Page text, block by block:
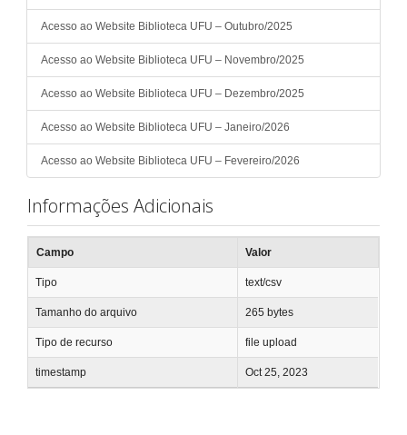
Acesso ao Website Biblioteca UFU – Outubro/2025
Acesso ao Website Biblioteca UFU – Novembro/2025
Acesso ao Website Biblioteca UFU – Dezembro/2025
Acesso ao Website Biblioteca UFU – Janeiro/2026
Acesso ao Website Biblioteca UFU – Fevereiro/2026
Informações Adicionais
Campo Valor
Tipo text/csv
Tamanho do arquivo 265 bytes
Tipo de recurso file upload
timestamp Oct 25, 2023